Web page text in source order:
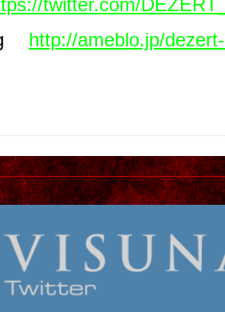
twitter.com/
http://ameblo.jp/